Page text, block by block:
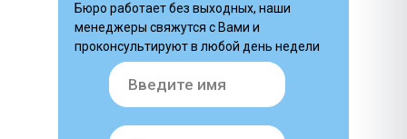
Бюро работает без выходных, наши
менеджеры свяжутся с Вами и
проконсультируют в любой день недели